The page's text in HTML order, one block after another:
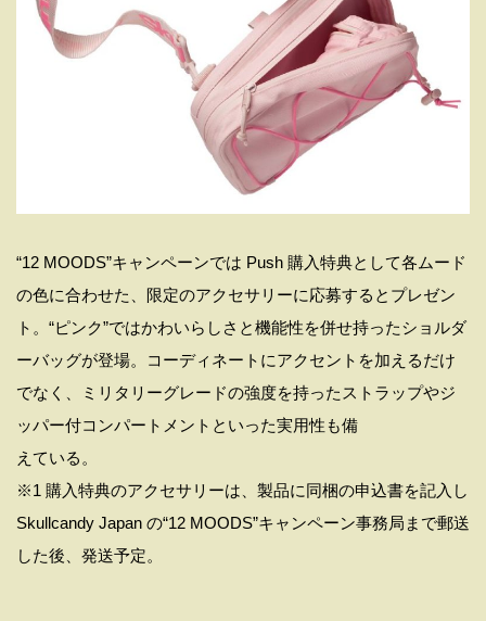
“12 MOODS”キャンペーンでは Push 購入特典として各ムード
の色に合わせた、限定のアクセサリーに応募するとプレゼン
ト。“ピンク”ではかわいらしさと機能性を併せ持ったショルダ
ーバッグが登場。コーディネートにアクセントを加えるだけ
でなく、ミリタリーグレードの強度を持ったストラップやジ
ッパー付コンパートメントといった実用性も備
えている。
※1 購入特典のアクセサリーは、製品に同梱の申込書を記入し
Skullcandy Japan の“12 MOODS”キャンペーン事務局まで郵送
した後、発送予定。